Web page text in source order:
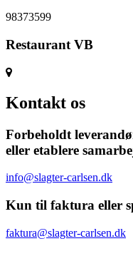
98373599
Restaurant VB
Kontakt os
Forbeholdt
eller etablere
info@slagter-carlsen.dk
Kun til faktura eller
faktura@slagter-carlsen.dk